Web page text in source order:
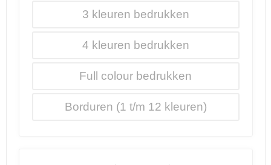
3
4
Borduren
Full colour